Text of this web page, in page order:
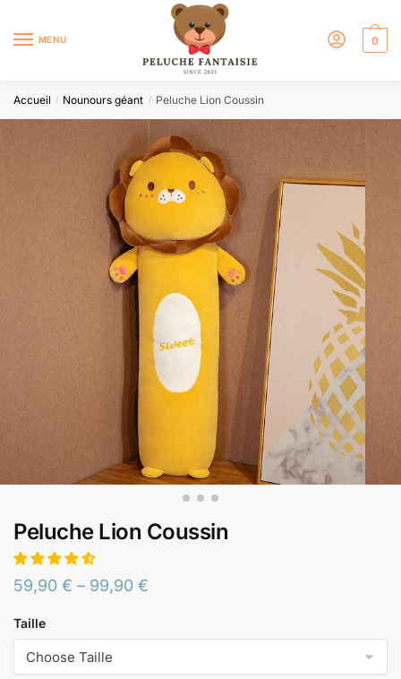
MENU 0
Accueil / Nounours géant / Peluche Lion Coussin
Peluche Lion Coussin
59,90 € – 99,90 €
Taille